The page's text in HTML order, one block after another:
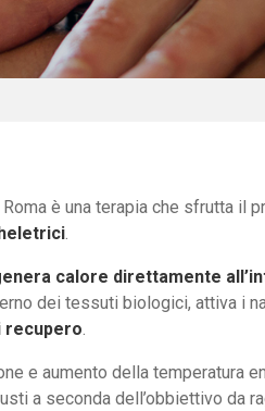
è una terapia che sfrutta il
.
calore direttamente
dei tessuti biologici, attiva i
recupero.
e aumento della temperatura
a seconda dell’obbiettivo da